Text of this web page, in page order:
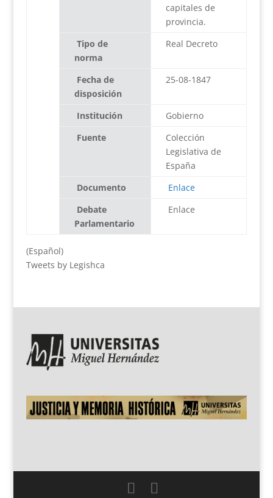
capitales de
provincia.
Tipo de
norma
Real Decreto
Fecha de
disposición
25-08-1847
Institución
Gobierno
Fuente
Colección
Legislativa de
España
Documento
Enlace
Debate
Parlamentario
Enlace
(Español)
Tweets by Legishca